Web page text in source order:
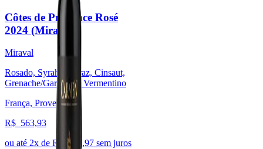
Côtes de Provence Rosé
2024 (Miraval)
Miraval
Rosado, Syrah / Shiraz, Cinsaut,
Grenache/Garnacha, Vermentino
França, Provence
R$ 563,93
ou até 2x de R$ 281,97 sem juros